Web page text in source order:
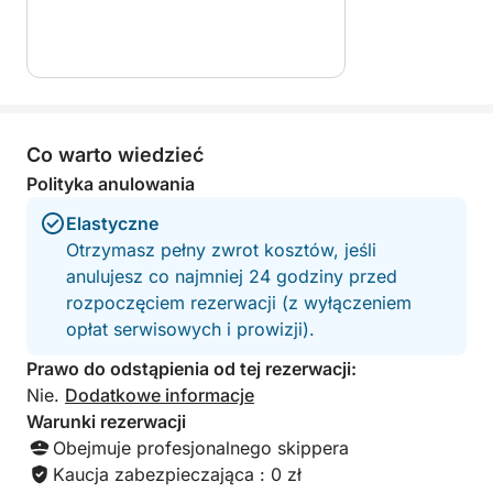
⸻
Aby uczynić Twoje wrażenia jeszcze
przyjemniejszymi:
• Aperitif na pokładzie (wino musujące + aperitif):
+45 €
• Spersonalizowana organizacja wydarzeń na
życzenie (urodziny, niespodzianka, sesja zdjęciowa
itp.)
Co warto wiedzieć
Polityka anulowania
Elastyczne
Otrzymasz pełny zwrot kosztów, jeśli
anulujesz co najmniej 24 godziny przed
rozpoczęciem rezerwacji (z wyłączeniem
opłat serwisowych i prowizji).
Prawo do odstąpienia od tej rezerwacji:
Nie. Dodatkowe informacje
Warunki rezerwacji
Obejmuje profesjonalnego skippera
Kaucja zabezpieczająca : 0 zł